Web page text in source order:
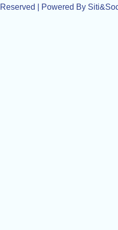
| Powered By